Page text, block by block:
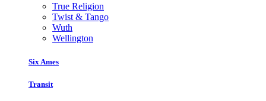
True Religion
Twist & Tango
Wuth
Wellington
Six Ames
Transit